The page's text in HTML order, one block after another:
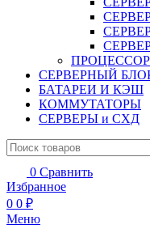
СЕРВЕРНЫЙ
БАТАРЕИ И КЭШ
КОММУТАТОРЫ
СЕРВЕРЫ и СХД
0 Сравнить
Избранное
0 0 ₽
Меню